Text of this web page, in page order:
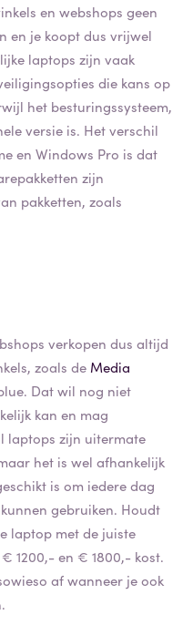
en webshops geen
en je koopt dus vrijwel
laptops zijn vaak
die kans op
het besturingssysteem,
versie is. Het verschil
en Windows Pro is dat
zijn
pakketten, zoals
verkopen dus altijd
zoals de Media
Dat wil nog niet
kan en mag
laptops zijn uitermate
het is wel afhankelijk
is om iedere dag
gebruiken. Houdt
laptop met de juiste
1200,- en € 1800,- kost.
af wanneer je ook